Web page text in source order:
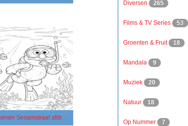
Tekenen Sesamstraat afdrukbaar simpel
Diversen 265
Films & TV Series 53
Groenten & Fruit 18
Mandala 9
Muziek 20
Natuur 18
Op Nummer 7